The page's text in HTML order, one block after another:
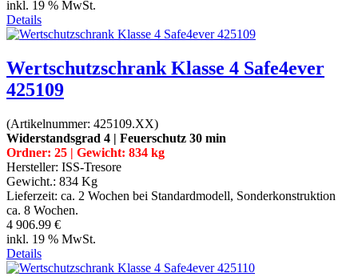
inkl. 19 % MwSt.
Details
Wertschutzschrank Klasse 4 Safe4ever
425109
(Artikelnummer: 425109.XX)
Widerstandsgrad 4 | Feuerschutz 30 min
Ordner: 25 | Gewicht: 834 kg
Hersteller: ISS-Tresore
Gewicht.: 834 Kg
Lieferzeit: ca. 2 Wochen bei Standardmodell, Sonderkonstruktion
ca. 8 Wochen.
4 906.99 €
inkl. 19 % MwSt.
Details